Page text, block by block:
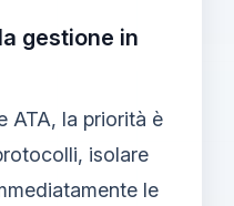
gestione in
ATA, la priorità è
isolare
le